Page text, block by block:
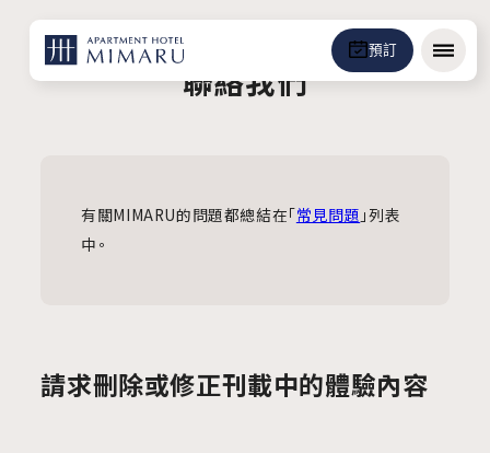
選單
預訂
聯絡我們
有關MIMARU的問題都總結在「常見問題 」列表
中。
請求刪除或修正刊載中的體驗內容